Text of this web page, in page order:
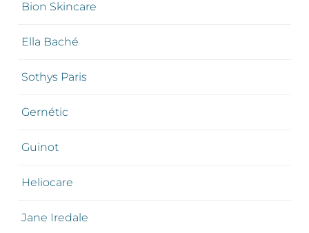
Bion Skincare
Ella Baché
Sothys Paris
Gernétic
Guinot
Heliocare
Jane Iredale